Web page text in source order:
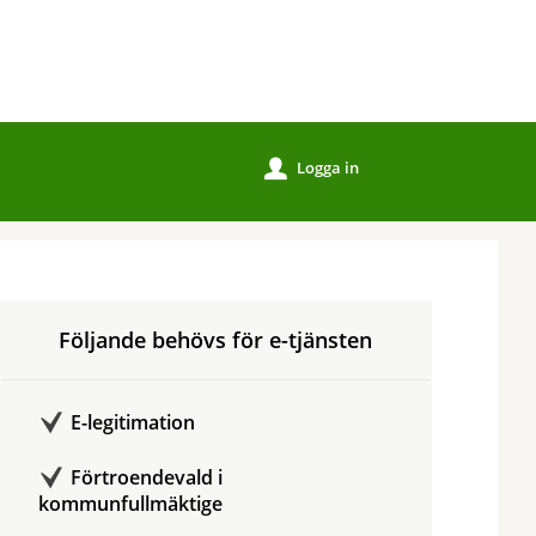
u Logga in
Följande behövs för e-tjänsten
E-legitimation
Förtroendevald i
kommunfullmäktige